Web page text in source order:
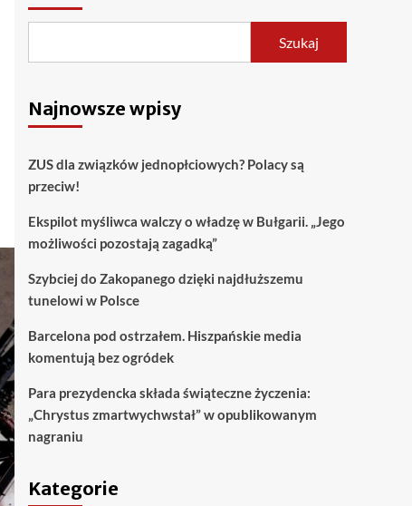
Szukaj
Najnowsze wpisy
ZUS dla związków jednopłciowych? Polacy są
przeciw!
Ekspilot myśliwca walczy o władzę w Bułgarii. „Jego
możliwości pozostają zagadką”
Szybciej do Zakopanego dzięki najdłuższemu
tunelowi w Polsce
Barcelona pod ostrzałem. Hiszpańskie media
komentują bez ogródek
Para prezydencka składa świąteczne życzenia:
„Chrystus zmartwychwstał” w opublikowanym
nagraniu
Kategorie